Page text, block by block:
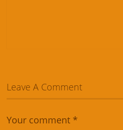
Leave A Comment
Your comment *